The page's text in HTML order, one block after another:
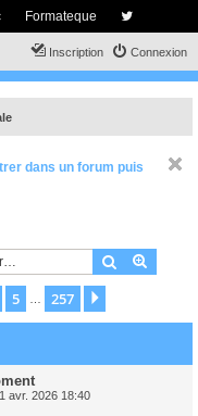
Formateque
Connexion
Inscription
dans un forum puis
Rechercher
5 257
avr. 2026 18:40